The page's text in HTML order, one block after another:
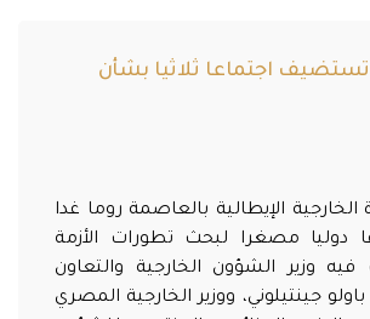
تستضيف اجتماعا ثلاثيا بشأن
الإيطالية بالعاصمة روما غدا
دوليا مصغرا لبحث تطورات الأزمة
فيه وزير الشؤون الخارجية والتعاون
باولو جينتيلوني، ووزير الخارجية المصري